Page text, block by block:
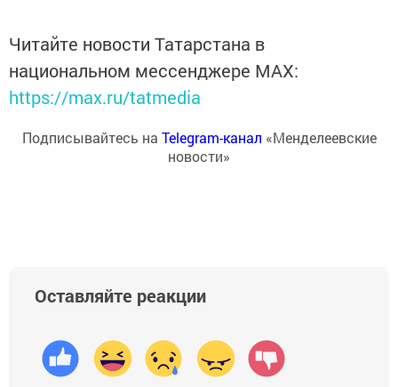
Читайте новости Татарстана в
национальном мессенджере MАХ:
https://max.ru/tatmedia
Подписывайтесь на Telegram-канал «Менделеевские
новости»
Оставляйте реакции